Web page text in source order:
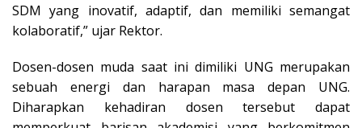
SDM yang inovatif, adaptif, dan memiliki semangat
kolaboratif,” ujar Rektor.
Dosen-dosen muda saat ini dimiliki UNG merupakan
sebuah energi dan harapan masa depan UNG.
Diharapkan kehadiran dosen tersebut dapat